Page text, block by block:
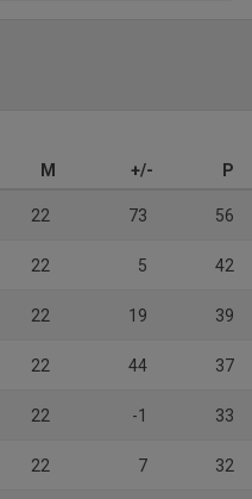
M +/- P
22 73 56
22 5 42
22 19 39
22 44 37
22 -1 33
22 7 32